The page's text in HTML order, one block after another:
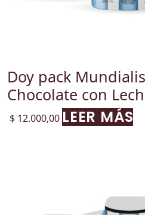
Doy pack
Chocolate con
$ 12.000,00 LEER MÁS